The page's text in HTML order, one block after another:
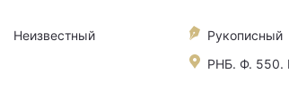
Неизвестный
Рукописный
РНБ. Ф. 550.